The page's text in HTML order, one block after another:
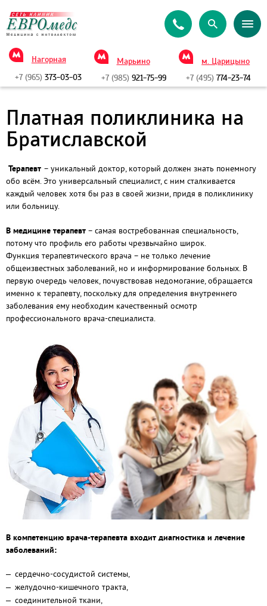
Нагорная
+7 (965) 373-03-03
Марьино
+7 (985)921-75-99
м. Царицыно
+7 (495) 774-23-74
Платная поликлиника на
Братиславской
Терапевт – уникальный доктор, который должен знать понемногу
обо всём. Это универсальный специалист, с ним сталкивается
каждый человек хотя бы раз в своей жизни, придя в поликлинику
или больницу.
В медицине терапевт – самая востребованная специальность,
потому что профиль его работы чрезвычайно широк.
Функция терапевтического врача – не только лечение
общеизвестных заболеваний, но и информирование больных. В
первую очередь человек, почувствовав недомогание, обращается
именно к терапевту, поскольку для определения внутреннего
заболевания ему необходим качественный осмотр
профессионального врача-специалиста.
В компетенцию врача-терапевта входит диагностика и лечение
заболеваний:
сердечно-сосудистой системы,
желудочно-кишечного тракта,
соединительной ткани,